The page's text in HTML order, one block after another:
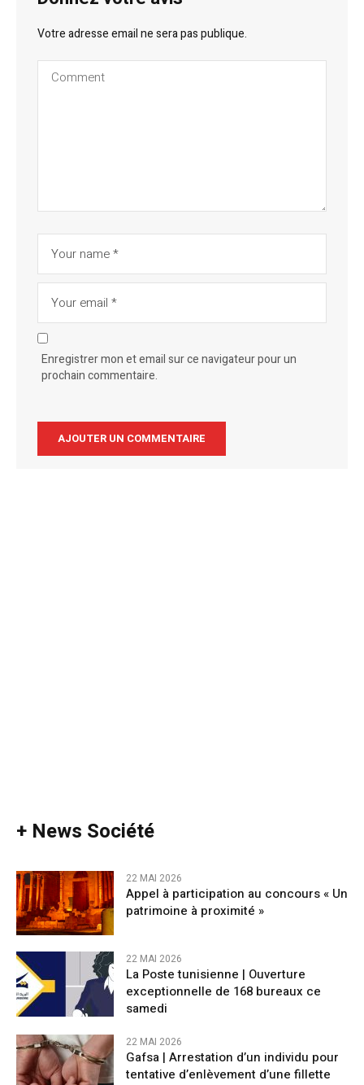
Votre adresse email ne sera pas publique.
Enregistrer mon et email sur ce navigateur pour un
prochain commentaire.
+ News Société
22 MAI 2026
Appel à participation au concours « Un
patrimoine à proximité »
22 MAI 2026
La Poste tunisienne | Ouverture
exceptionnelle de 168 bureaux ce
samedi
22 MAI 2026
​Gafsa | Arrestation d’un individu pour
tentative d’enlèvement d’une fillette